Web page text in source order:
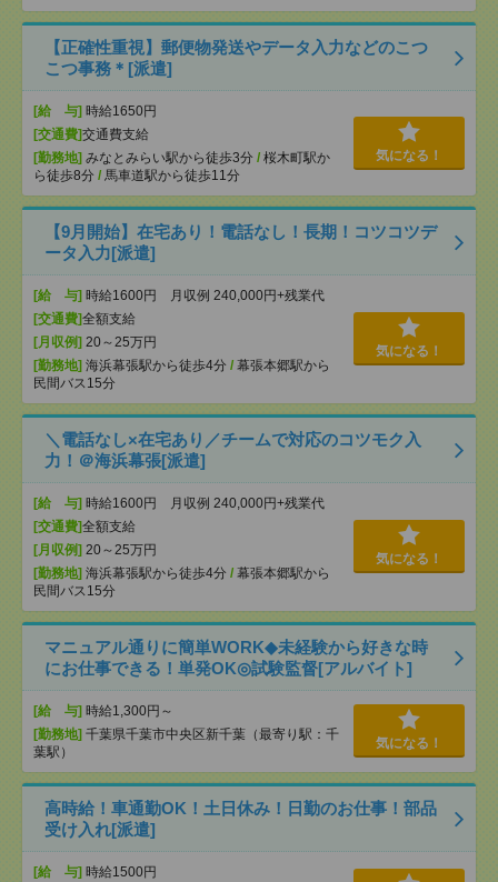
【正確性重視】郵便物発送やデータ入力などのこつ
こつ事務＊[派遣]
[給 与] 時給1650円
[交通費]交通費支給
[勤務地] みなとみらい駅から徒歩3分 / 桜木町駅か
ら徒歩8分 / 馬車道駅から徒歩11分
気になる！
【9月開始】在宅あり！電話なし！長期！コツコツデ
ータ入力[派遣]
[給 与] 時給1600円 月収例 240,000円+残業代
[交通費]全額支給
[月収例] 20～25万円
[勤務地] 海浜幕張駅から徒歩4分 / 幕張本郷駅から
民間バス15分
気になる！
＼電話なし×在宅あり／チームで対応のコツモク入
力！＠海浜幕張[派遣]
[給 与] 時給1600円 月収例 240,000円+残業代
[交通費]全額支給
[月収例] 20～25万円
[勤務地] 海浜幕張駅から徒歩4分 / 幕張本郷駅から
民間バス15分
気になる！
マニュアル通りに簡単WORK◆未経験から好きな時
にお仕事できる！単発OK◎試験監督[アルバイト]
[給 与] 時給1,300円～
[勤務地] 千葉県千葉市中央区新千葉（最寄り駅：千
葉駅）
気になる！
高時給！車通勤OK！土日休み！日勤のお仕事！部品
受け入れ[派遣]
[給 与] 時給1500円